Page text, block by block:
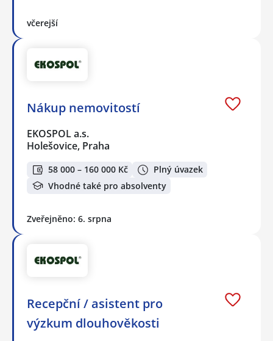
včerejší
Nákup nemovitostí
EKOSPOL a.s.
Holešovice, Praha
58 000 – 160 000 Kč
Plný úvazek
Vhodné také pro absolventy
Zveřejněno: 6. srpna
Recepční / asistent pro
výzkum dlouhověkosti